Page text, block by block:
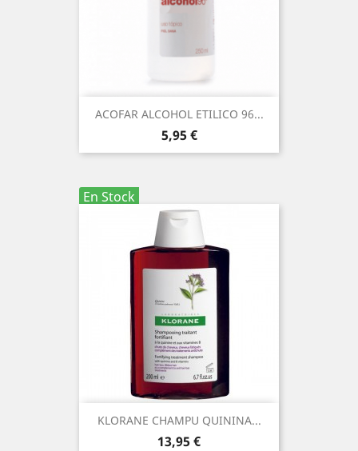
ACOFAR ALCOHOL ETILICO 96...
Precio
5,95 €
En Stock
KLORANE CHAMPU QUININA...
Precio
13,95 €